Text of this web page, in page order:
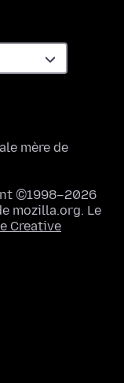
mère de
©1998–2026
mozilla.org. Le
Creative